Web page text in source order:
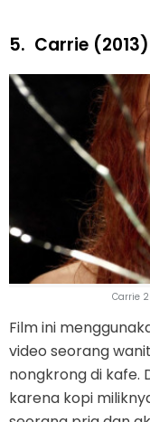
5. Carrie (2013)
Carrie
Film ini
video seorang
nongkrong di kafe.
karena kopi